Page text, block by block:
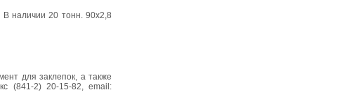
наличии 20 тонн. 90х2,8
для заклепок, а также
(841-2) 20-15-82, email: